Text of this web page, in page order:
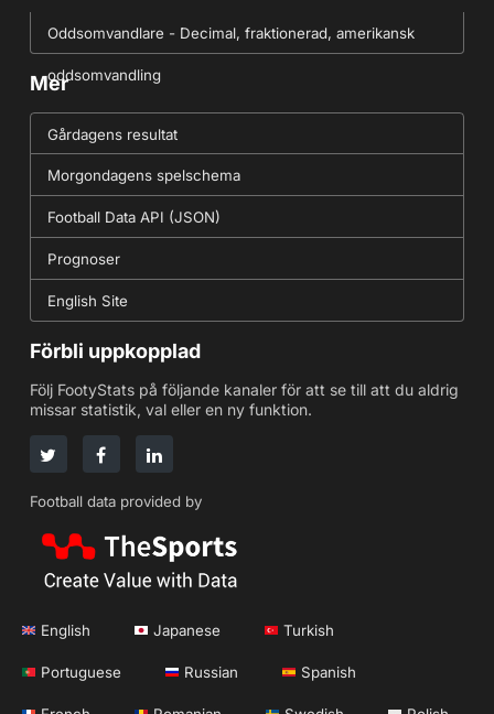
Oddsomvandlare - Decimal, fraktionerad, amerikansk
oddsomvandling
Mer
Gårdagens resultat
Morgondagens spelschema
Football Data API (JSON)
Prognoser
English Site
Förbli uppkopplad
Följ FootyStats på följande kanaler för att se till att du aldrig
missar statistik, val eller en ny funktion.
Football data provided by
English Japanese Turkish
Portuguese Russian Spanish